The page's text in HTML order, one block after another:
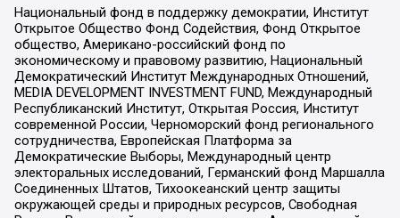
Национальный фонд в поддержку демократии, Институт
Открытое Общество Фонд Содействия, Фонд Открытое
общество, Американо-российский фонд по
экономическому и правовому развитию, Национальный
Демократический Институт Международных Отношений,
MEDIA DEVELOPMENT INVESTMENT FUND, Международный
Республиканский Институт, Открытая Россия, Институт
современной России, Черноморский фонд регионального
сотрудничества, Европейская Платформа за
Демократические Выборы, Международный центр
электоральных исследований, Германский фонд Маршалла
Соединенных Штатов, Тихоокеанский центр защиты
окружающей среды и природных ресурсов, Свободная